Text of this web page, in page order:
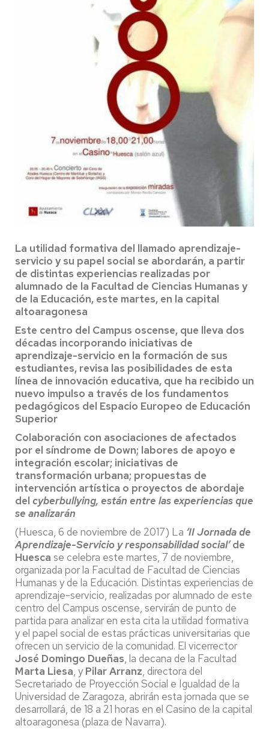
La utilidad formativa del llamado aprendizaje-
servicio y su papel social se abordarán, a partir
de distintas experiencias realizadas por
alumnado de la Facultad de Ciencias Humanas y
de la Educación, este martes, en la capital
altoaragonesa
Este centro del Campus oscense, que lleva dos
décadas incorporando iniciativas de
aprendizaje-servicio en la formación de sus
estudiantes, revisa las posibilidades de esta
línea de innovación educativa, que ha recibido un
nuevo impulso a través de los fundamentos
pedagógicos del Espacio Europeo de Educación
Superior
Colaboración con asociaciones de afectados
por el síndrome de Down; labores de apoyo e
integración escolar; iniciativas de
transformación urbana; propuestas de
intervención artística o proyectos de abordaje
del cyberbullying, están entre las experiencias que
se analizarán
(Huesca, 6 de noviembre de 2017) La ‘II Jornada de
Aprendizaje-Servicio y responsabilidad social’de
Huesca se celebra este martes, 7 de noviembre,
organizada por la Facultad de Facultad de Ciencias
Humanas y de la Educación. Distintas experiencias de
aprendizaje-servicio, realizadas por alumnado de este
centro del Campus oscense, servirán de punto de
partida para analizar en esta cita la utilidad formativa
y el papel social de estas prácticas universitarias que
ofrecen un servicio de la comunidad. El vicerrector
José Domingo Dueñas, la decana de la Facultad
Marta Liesa, y Pilar Arranz, directora del
Secretariado de Proyección Social e Igualdad de la
Universidad de Zaragoza, abrirán esta jornada que se
desarrollará, de 18 a 21 horas en el Casino de la capital
altoaragonesa (plaza de Navarra).